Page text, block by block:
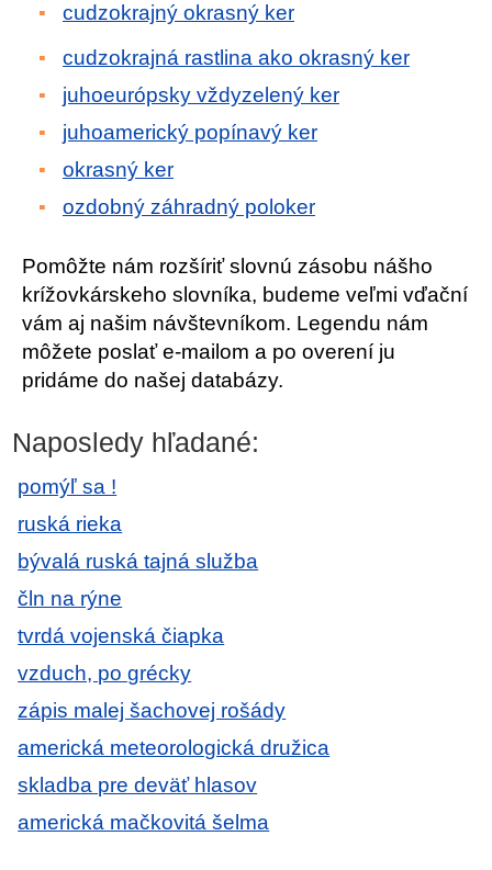
cudzokrajný okrasný ker
cudzokrajná rastlina ako okrasný ker
juhoeurópsky vždyzelený ker
juhoamerický popínavý ker
okrasný ker
ozdobný záhradný poloker
Pomôžte nám rozšíriť slovnú zásobu nášho
krížovkárskeho slovníka, budeme veľmi vďační
vám aj našim návštevníkom. Legendu nám
môžete poslať e-mailom a po overení ju
pridáme do našej databázy.
Naposledy hľadané:
pomýľ sa !
ruská rieka
bývalá ruská tajná služba
čln na rýne
tvrdá vojenská čiapka
vzduch, po grécky
zápis malej šachovej rošády
americká meteorologická družica
skladba pre deväť hlasov
americká mačkovitá šelma